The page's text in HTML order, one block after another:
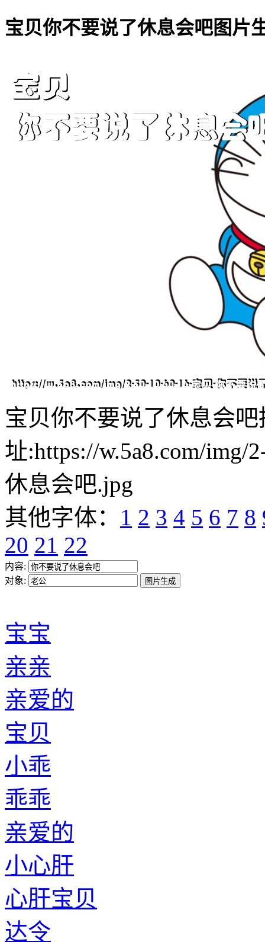
宝贝你不要说了休息会吧图片
宝贝你不要说了休息会
址:https://w.5a8.com/img/
休息会吧.jpg
其他字体： 1 2 3 4 5 6 7 8
20 21 22
内容:
对象:
宝宝
亲亲
亲爱的
宝贝
小乖
乖乖
亲爱的
小心肝
心肝宝贝
达令